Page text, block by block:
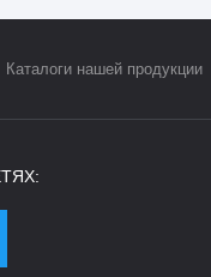
Каталоги нашей продукции